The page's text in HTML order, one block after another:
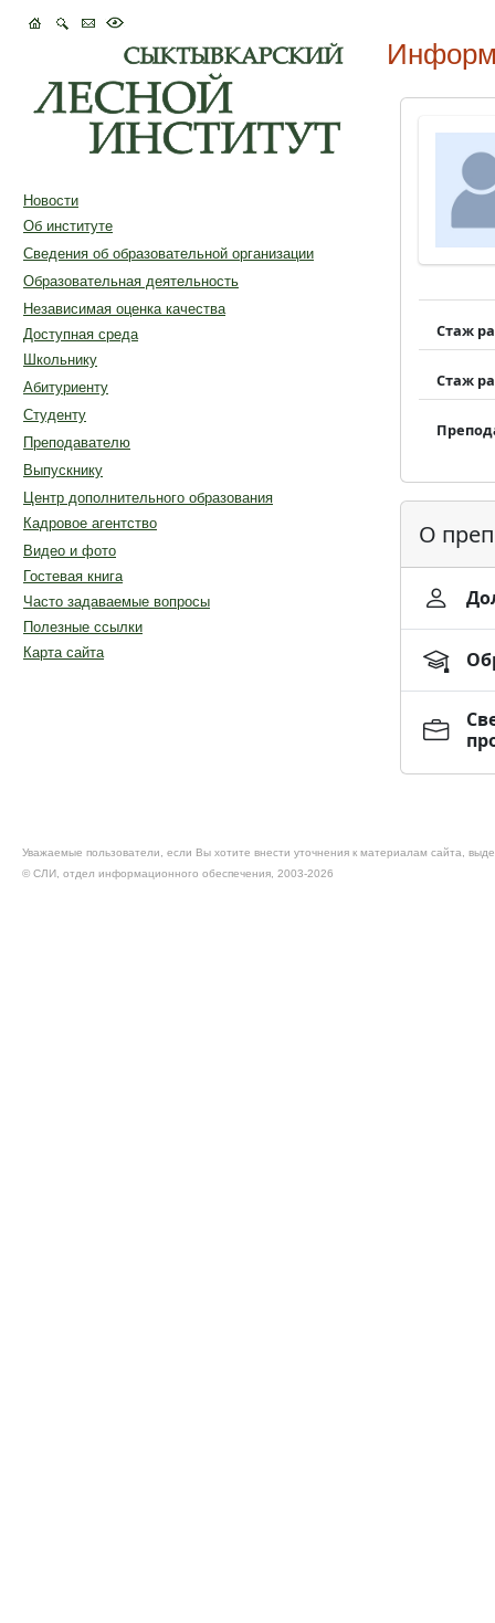
Новости
Об институте
Сведения об образовательной организации
Образовательная деятельность
Независимая оценка качества
Доступная среда
Школьнику
Абитуриенту
Студенту
Преподавателю
Выпускнику
Центр дополнительного образования
Кадровое агентство
Видео и фото
Гостевая книга
Часто задаваемые вопросы
Полезные ссылки
Карта сайта
Стаж
Стаж
О
Уважаемые пользователи, если Вы хотите внести уточнения к материалам сайта,
© CЛИ, отдел информационного обеспечения, 2003-2026